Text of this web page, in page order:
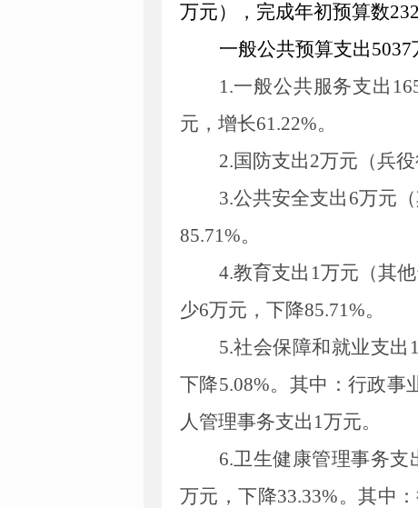
万元）
，完成年初预算数
一般公共预算支出5037
1.一般公共服务支出
元， 增长61.22%。
2.国防支出2万元（兵
3.公共安全支出 6万元
85.71%。
4.教育支出 1万元（其
少6万元， 下降85.71%。
5.社会保障和就业支出
下降5.08%。 其中： 行政事
人管理事务支出 1万元。
6.卫生健康管理事务支
万元，下降33.33%。其中